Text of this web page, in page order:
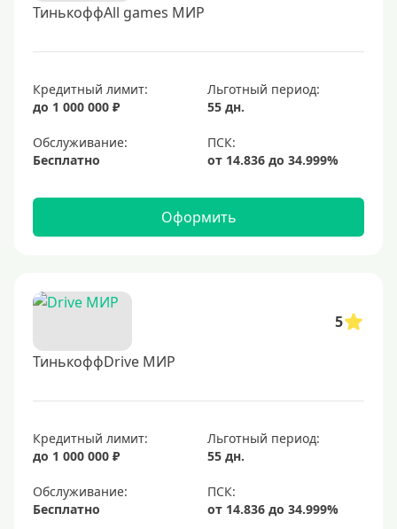
ТинькоффAll games МИР
Кредитный лимит:
до 1 000 000 ₽
Льготный период:
55 дн.
Обслуживание:
Бесплатно
Оформить
5
ТинькоффDrive МИР
Кредитный лимит:
до 1 000 000 ₽
Льготный период:
55 дн.
Обслуживание:
Бесплатно